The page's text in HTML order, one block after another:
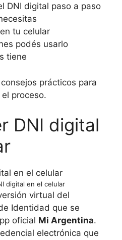
DNI digital paso a paso
tu celular
podés usarlo
tiene
prácticos para
proceso.
DNI digital
digital en el celular
virtual del
Identidad que se
oficial Mi Argentina.
electrónica que